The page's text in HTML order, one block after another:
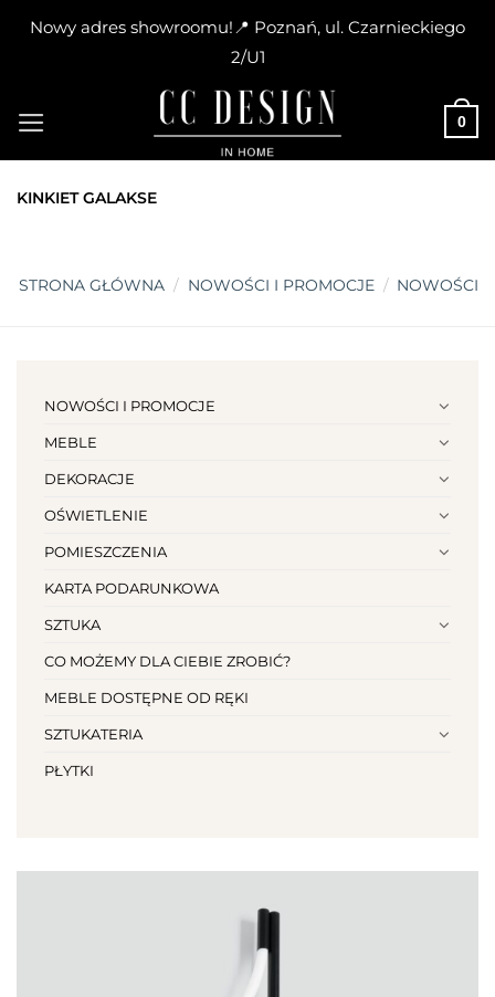
Nowy adres showroomu!📍 Poznań, ul. Czarnieckiego
2/U1
content
0
KINKIET GALAKSE
STRONA GŁÓWNA / NOWOŚCI I PROMOCJE / NOWOŚCI
NOWOŚCI I PROMOCJE
MEBLE
DEKORACJE
OŚWIETLENIE
POMIESZCZENIA
KARTA PODARUNKOWA
SZTUKA
CO MOŻEMY DLA CIEBIE ZROBIĆ?
MEBLE DOSTĘPNE OD RĘKI
SZTUKATERIA
PŁYTKI